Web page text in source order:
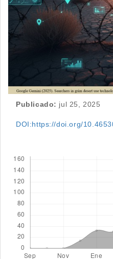
Publicado: jul 25, 2025
DOI:https://doi.org/